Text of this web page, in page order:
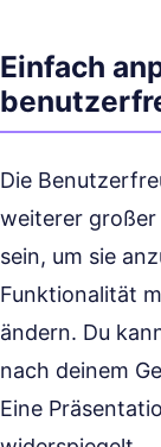
Einfach
Die
weiterer großer
sein, um sie
Funktionalität
ändern. Du
nach deinem
Eine